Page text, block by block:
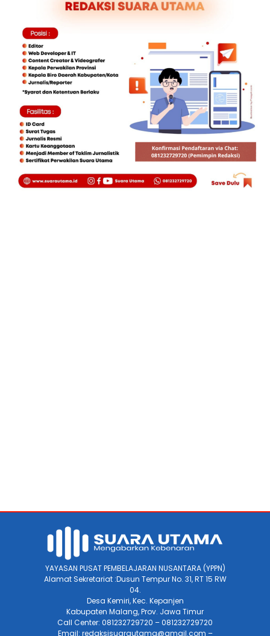
YAYASAN PUSAT PEMBELAJARAN NUSANTARA (YPPN)
Alamat Sekretariat :Dusun Tempur No. 31, RT 15 RW
04.
Desa Kemiri, Kec. Kepanjen
Kabupaten Malang, Prov. Jawa Timur
Call Center: 081232729720 – 081232729720
Email: redaksisuarautama@gmail.com –